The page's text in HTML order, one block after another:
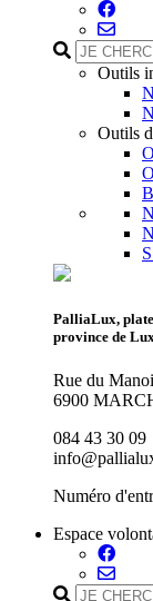
Outils
Outils
PalliaLux,
province de
Rue du
6900
084 43 30 09
Numéro
Espace